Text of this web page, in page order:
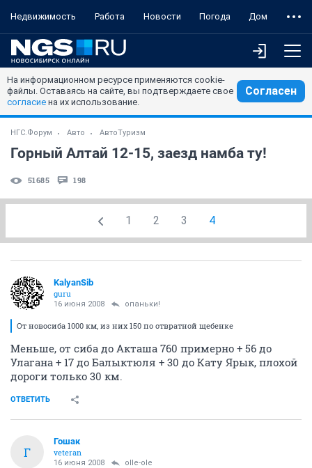
Недвижимость Работа Новости Погода Дом
На информационном ресурсе применяются cookie-
файлы. Оставаясь на сайте, вы подтверждаете свое
согласие на их использование.
Согласен
НГС.Форум Авто АвтоТуризм
Горный Алтай 12-15, заезд намба ту!
51685 198
1 2 3 4
KalyanSib
guru
16 июня 2008 опаньки!
От новосиба 1000 км, из них 150 по отвратной щебенке
Меньше, от сиба до Акташа 760 примерно + 56 до
Улагана + 17 до Балыктюля + 30 до Кату Ярык, плохой
дороги только 30 км.
ОТВЕТИТЬ
Г
Гошак
veteran
16 июня 2008 olle-ole